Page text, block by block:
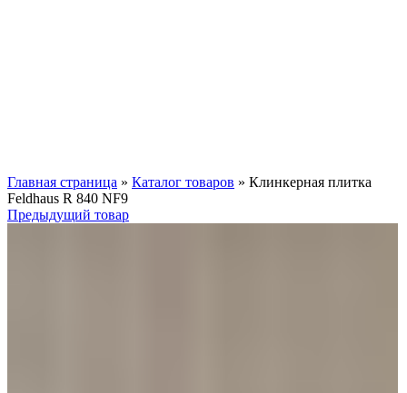
Главная страница » Каталог товаров » Клинкерная плитка
Feldhaus R 840 NF9
Предыдущий товар